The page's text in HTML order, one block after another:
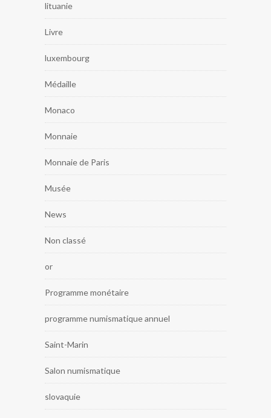
lituanie
Livre
luxembourg
Médaille
Monaco
Monnaie
Monnaie de Paris
Musée
News
Non classé
or
Programme monétaire
programme numismatique annuel
Saint-Marin
Salon numismatique
slovaquie